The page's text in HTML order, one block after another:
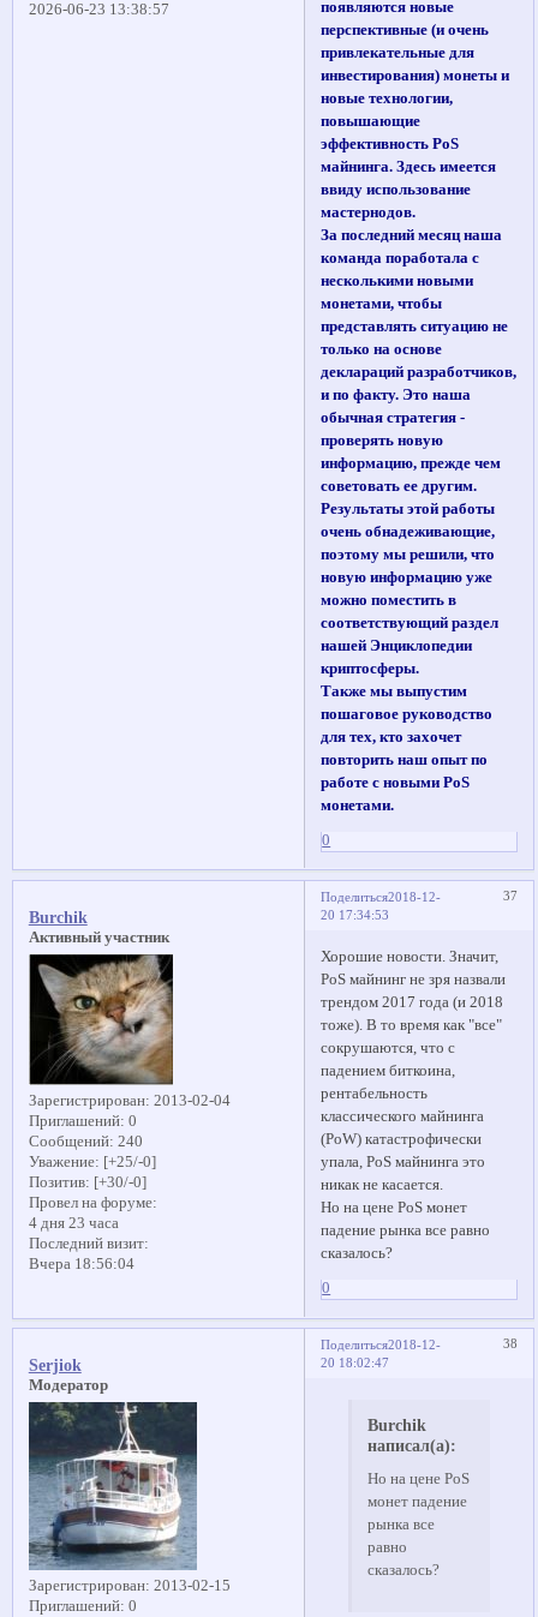
2026-06-23 13:38:57
появляются новые
перспективные (и очень
привлекательные для
инвестирования) монеты и
новые технологии,
повышающие
эффективность PoS
майнинга. Здесь имеется
ввиду использование
мастернодов.
За последний месяц наша
команда поработала с
несколькими новыми
монетами, чтобы
представлять ситуацию не
только на основе
деклараций разработчиков,
и по факту. Это наша
обычная стратегия -
проверять новую
информацию, прежде чем
советовать ее другим.
Результаты этой работы
очень обнадеживающие,
поэтому мы решили, что
новую информацию уже
можно поместить в
соответствующий раздел
нашей Энциклопедии
криптосферы.
Также мы выпустим
пошаговое руководство
для тех, кто захочет
повторить наш опыт по
работе с новыми PoS
монетами.
0
Поделиться 37
2018-12-
20 17:34:53
Burchik
Активный участник
Зарегистрирован: 2013-02-04
Приглашений: 0
Сообщений: 240
Уважение: [+25/-0]
Позитив: [+30/-0]
Провел на форуме:
4 дня 23 часа
Последний визит:
Вчера 18:56:04
Хорошие новости. Значит,
PoS майнинг не зря назвали
трендом 2017 года (и 2018
тоже). В то время как "все"
сокрушаются, что с
падением биткоина,
рентабельность
классического майнинга
(PoW) катастрофически
упала, PoS майнинга это
никак не касается.
Но на цене PoS монет
падение рынка все равно
сказалось?
0
Поделиться 38
2018-12-
20 18:02:47
Serjiok
Модератор
Зарегистрирован: 2013-02-15
Приглашений: 0
Burchik
написал(а):
Но на цене PoS
монет падение
рынка все
равно
сказалось?